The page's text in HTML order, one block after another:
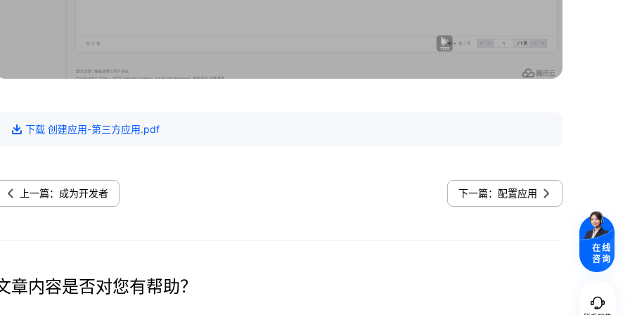
在线
咨询
下载 创建应用-第三方应用.pdf
上一篇：成为开发者 下一篇：配置应用
章内容是否对您有帮助？